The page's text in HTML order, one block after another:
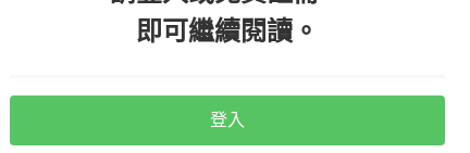
（真的假的！我要看戒指！）
，中文可以翻譯成
即可繼續閱讀。
登入